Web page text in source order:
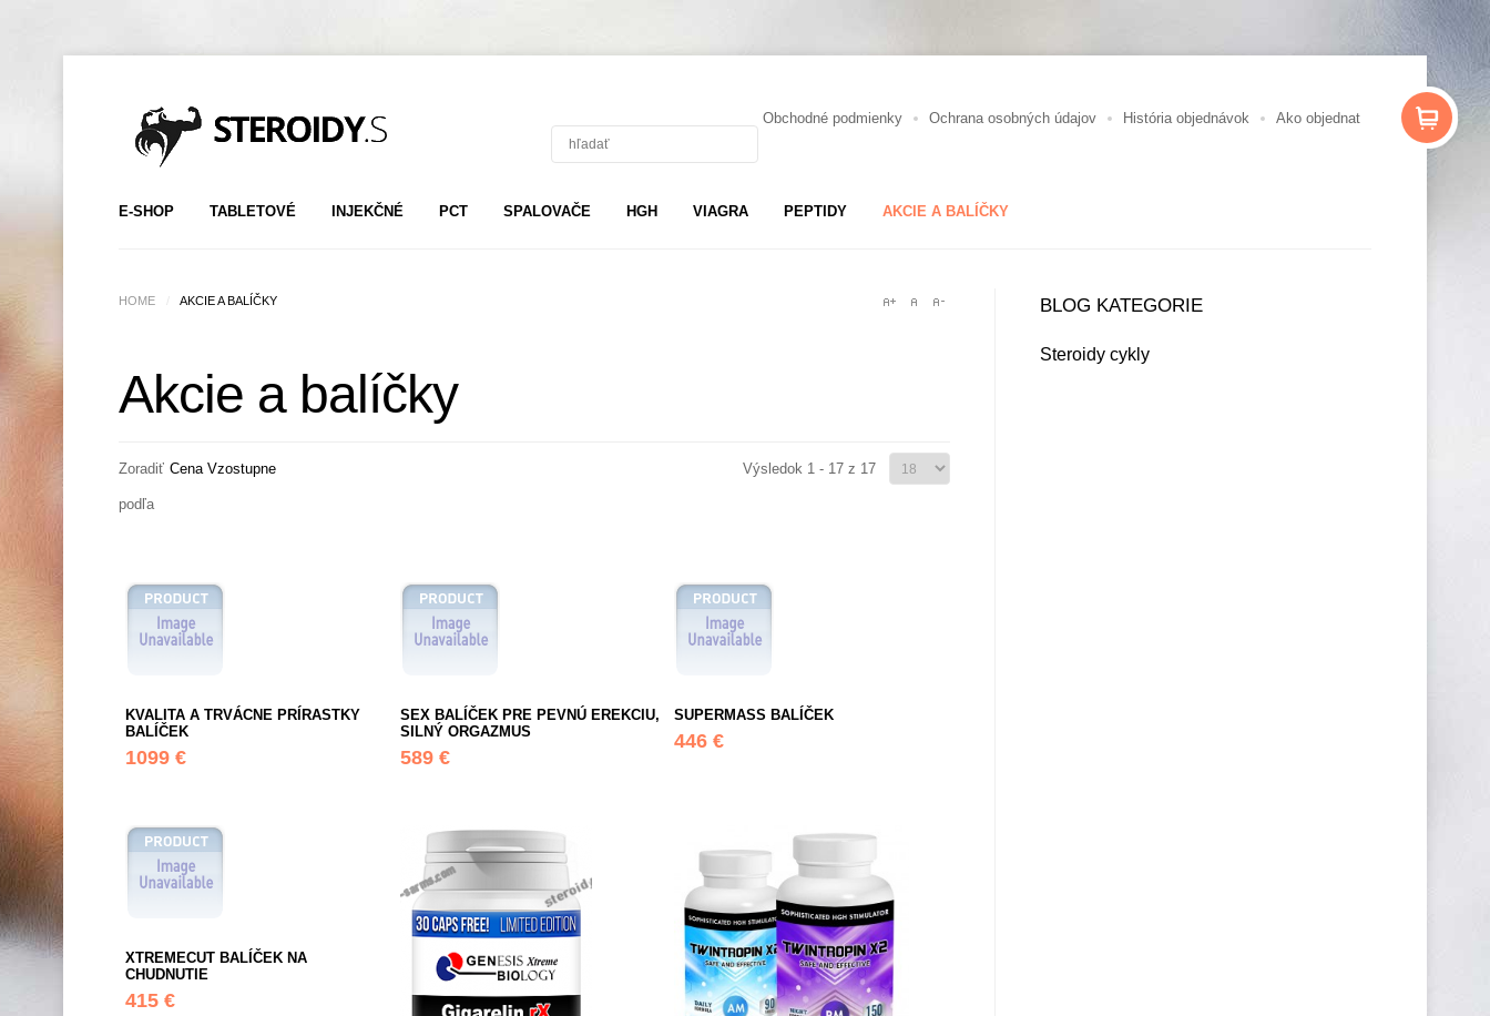
Obchodné podmienky Ochrana osobných údajov História objednávok Ako objednat
E-SHOP TABLETOVÉ INJEKČNÉ PCT SPALOVAČE HGH VIAGRA PEPTIDY AKCIE A BALÍČKY
HOME AKCIE A BALÍČKY
Akcie a balíčky
Zoradiť
podľa
Cena Vzostupne Výsledok 1 - 17 z 17
KVALITA A TRVÁCNE PRÍRASTKY
BALÍČEK
1099 €
SEX BALÍČEK PRE PEVNÚ EREKCIU,
SILNÝ ORGAZMUS
589 €
SUPERMASS BALÍČEK
446 €
XTREMECUT BALÍČEK NA
CHUDNUTIE
415 €
BLOG KATEGORIE
Steroidy cykly